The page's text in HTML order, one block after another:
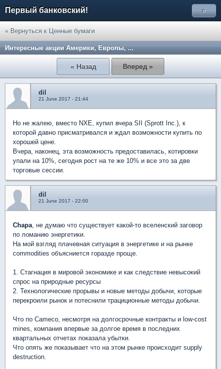
Первый банковский! »
« Вернуться к Ценные бумаги
Интересные акции Америки, Европы, ...
« Назад Вперед »
dil
21 June 2017 - 21:44
Но не жалею, вместо NXE, купил вчера SII (Sprott Inc.), к
которой давно присматривался и ждал возможности купить по
хорошей цене.
Вчера, наконец, эта возможность предоставилась, котировки
упали на 10%, сегодня рост на те же 10% и все это за две
торговые сессии.
dil
21 June 2017 - 22:00
Chapa, не думаю что существует какой-то вселенский заговор
по ломанию энергетики.
На мой взгляд плачевная ситуация в энергетике и на рынке
commodities объясниется горазде проще.
1. Стагнация в мировой экономике и как следствие невысокий
спрос на природные ресурсы
2. Технологические прорывы и новые методы добычи, которые
перекроили рынок и потеснили трациционные методы добычи.
Что по Cameco, несмотря на долгосрочные контракты и low-cost
mines, компания впервые за долгое время в последних
квартальных отчетах показала убытки.
Что опять же показывает что на этом рынке происходит supply
destruction.